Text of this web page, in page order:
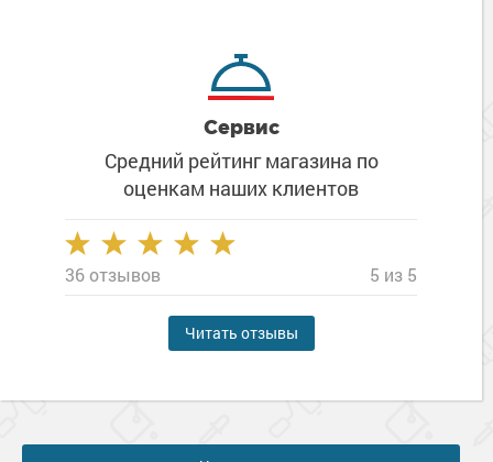
Сервис
Средний рейтинг магазина по
оценкам наших клиентов
36 отзывов 5 из 5
Читать отзывы